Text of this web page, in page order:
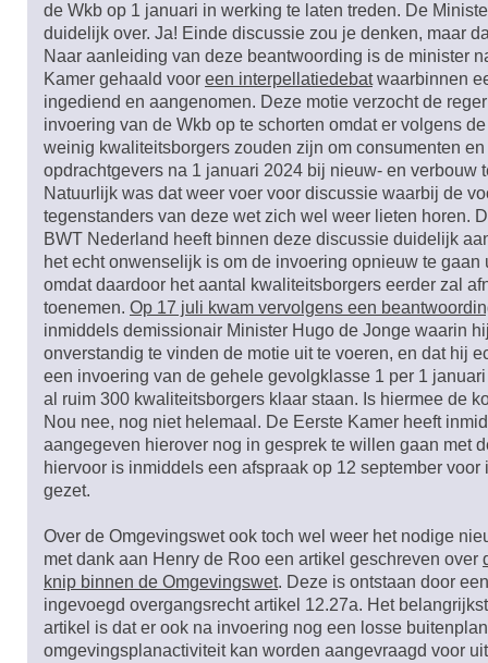
de Wkb op 1 januari in werking te laten treden. De
duidelijk over. Ja! Einde discussie zou je denken, maar
Naar aanleiding van deze beantwoording is de minister
Kamer gehaald voor een interpellatiedebatwaarbinnen
ingediend en aangenomen. Deze motie verzocht de
invoering van de Wkb op te schorten omdat er volgens
weinig kwaliteitsborgers zouden zijn om consumenten
opdrachtgevers na 1 januari 2024 bij nieuw- en verbouw
Natuurlijk was dat weer voer voor discussie waarbij de
tegenstanders van deze wet zich wel weer lieten horen.
BWT Nederland heeft binnen deze discussie duidelijk
het echt onwenselijk is om de invoering opnieuw te gaan
omdat daardoor het aantal kwaliteitsborgers eerder zal
toenemen. Op 17 juli kwam vervolgens een
inmiddels demissionair Minister Hugo de Jonge waarin
onverstandig te vinden de motie uit te voeren, en dat hij
een invoering van de gehele gevolgklasse 1 per 1
al ruim 300 kwaliteitsborgers klaar staan. Is hiermee de
Nou nee, nog niet helemaal. De Eerste Kamer heeft
aangegeven hierover nog in gesprek te willen gaan met
hiervoor is inmiddels een afspraak op 12 september voor
gezet.
Over de Omgevingswet ook toch wel weer het nodige
met dank aan Henry de Roo een artikel geschreven over
knip binnen de Omgevingswet. Deze is ontstaan door
ingevoegd overgangsrecht artikel 12.27a. Het
artikel is dat er ook na invoering nog een losse
omgevingsplanactiviteit kan worden aangevraagd voor